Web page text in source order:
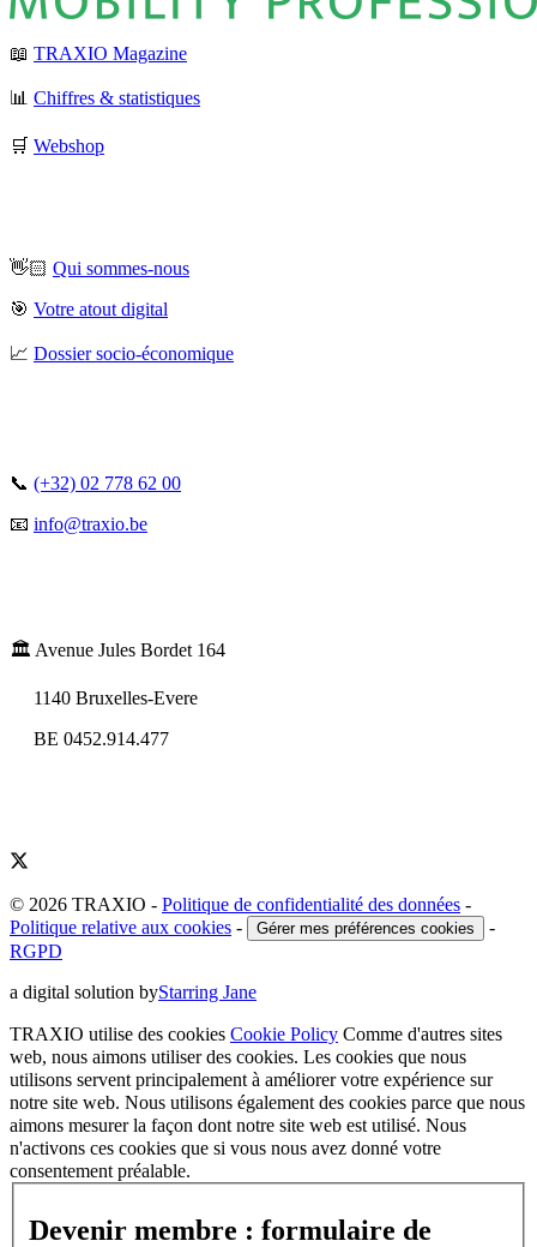
📖 TRAXIO Magazine
📊 Chiffres & statistiques
🛒 Webshop
👋🏻 Qui sommes-nous
🎯 Votre atout digital
📈 Dossier socio-économique
📞 (+32) 02 778 62 00
📧 info@traxio.be
🏛️ Avenue Jules Bordet 164
1140 Bruxelles-Evere
BE 0452.914.477
© 2026 TRAXIO - Politique de confidentialité des données -
Politique relative aux cookies - Gérer mes préférences cookies
-
RGPD
a digital solution byStarring Jane
TRAXIO utilise des cookies Cookie Policy Comme d'autres sites
web, nous aimons utiliser des cookies. Les cookies que nous
utilisons servent principalement à améliorer votre expérience sur
notre site web. Nous utilisons également des cookies parce que nous
aimons mesurer la façon dont notre site web est utilisé. Nous
n'activons ces cookies que si vous nous avez donné votre
consentement préalable.
Devenir membre : formulaire de